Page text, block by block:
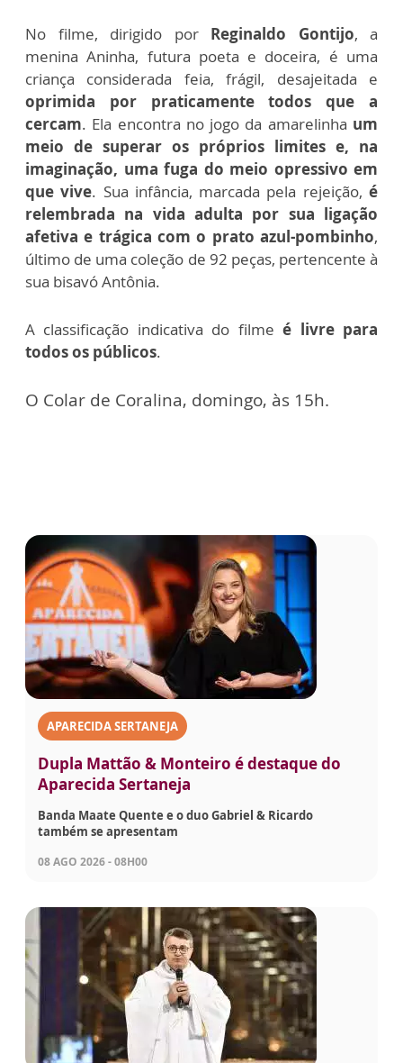
No filme, dirigido por Reginaldo Gontijo, a
menina Aninha, futura poeta e doceira, é uma
criança considerada feia, frágil, desajeitada e
oprimida por praticamente todos que a
cercam. Ela encontra no jogo da amarelinha um
meio de superar os próprios limites e, na
imaginação, uma fuga do meio opressivo em
que vive. Sua infância, marcada pela rejeição,é
relembrada na vida adulta por sua ligação
afetiva e trágica com o prato azul-pombinho,
último de uma coleção de 92 peças, pertencente à
sua bisavó Antônia.
A classificação indicativa do filmeé livre para
todos os públicos.
O Colar de Coralina, domingo, às 15h.
APARECIDA SERTANEJA
Dupla Mattão & Monteiro é destaque do
Aparecida Sertaneja
Banda Maate Quente e o duo Gabriel & Ricardo
também se apresentam
08 AGO 2026 - 08H00